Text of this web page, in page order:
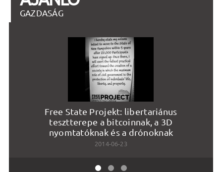
GAZDASÁG
Free State Projekt: libertariánus
tesztterepe a bitcoinnak, a 3D
nyomtatóknak és a drónoknak
2014-06-23